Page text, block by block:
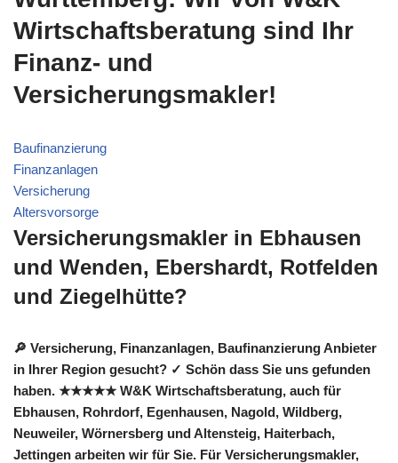
Wirtschaftsberatung sind Ihr
Finanz- und
Versicherungsmakler!
Baufinanzierung
Finanzanlagen
Versicherung
Altersvorsorge
Versicherungsmakler in Ebhausen
und Wenden, Ebershardt, Rotfelden
und Ziegelhütte?
🔎 Versicherung, Finanzanlagen, Baufinanzierung Anbieter
in Ihrer Region gesucht? ✓ Schön dass Sie uns gefunden
haben. ★★★★★ W&K Wirtschaftsberatung, auch für
Ebhausen, Rohrdorf, Egenhausen, Nagold, Wildberg,
Neuweiler, Wörnersberg und Altensteig, Haiterbach,
Jettingen arbeiten wir für Sie. Für Versicherungsmakler,